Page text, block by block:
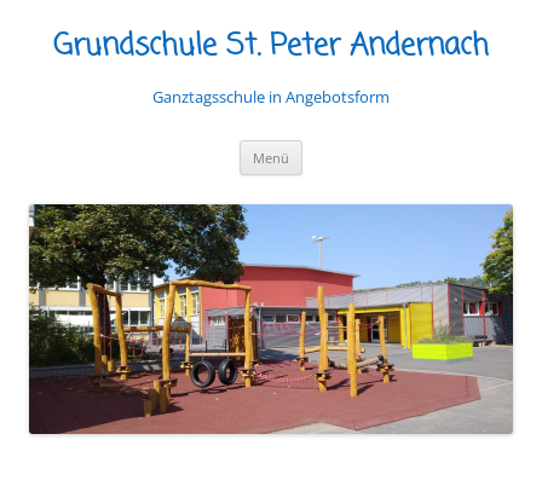
Grundschule St. Peter Andernach
Ganztagsschule in Angebotsform
Menü